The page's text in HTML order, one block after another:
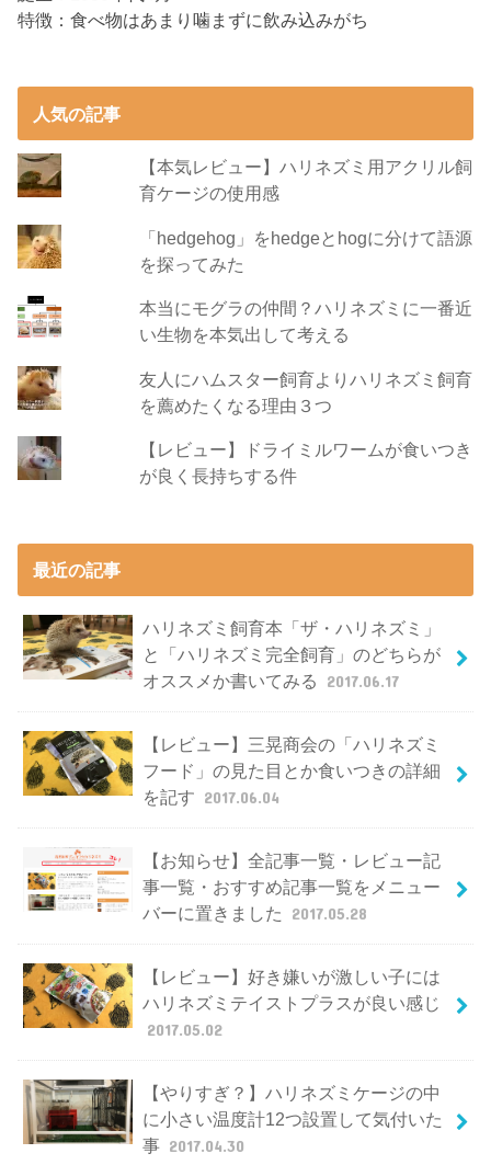
特徴：食べ物はあまり噛まずに飲み込みがち
人気の記事
【本気レビュー】ハリネズミ用アクリル飼
育ケージの使用感
「hedgehog」をhedgeとhogに分けて語源
を探ってみた
本当にモグラの仲間？ハリネズミに一番近
い生物を本気出して考える
友人にハムスター飼育よりハリネズミ飼育
を薦めたくなる理由３つ
【レビュー】ドライミルワームが食いつき
が良く長持ちする件
最近の記事
ハリネズミ飼育本「ザ・ハリネズミ」
と「ハリネズミ完全飼育」のどちらが
オススメか書いてみる
2017.06.17
【レビュー】三晃商会の「ハリネズミ
フード」の見た目とか食いつきの詳細
を記す 2017.06.04
【お知らせ】全記事一覧・レビュー記
事一覧・おすすめ記事一覧をメニュー
バーに置きました
2017.05.28
【レビュー】好き嫌いが激しい子には
ハリネズミテイストプラスが良い感じ
2017.05.02
【やりすぎ？】ハリネズミケージの中
に小さい温度計12つ設置して気付いた
事 2017.04.30